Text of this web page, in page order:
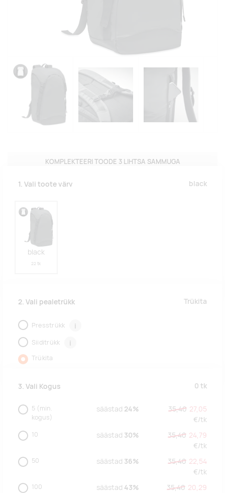
KOMPLEKTEERI TOODE 3 LIHTSA SAMMUGA
1. Vali toote värv black
black
22 tk
2. Vali pealetrükk Trükita
Presstrükk i
Siiditrükk i
Trükita
3. Vali Kogus 0 tk
5 (min.
kogus)
säästad 24% 35,40 27,05
€/tk
10 säästad 30% 35,40 24,79
€/tk
50 säästad 36% 35,40 22,54
€/tk
100 säästad 43% 35,40 20,29